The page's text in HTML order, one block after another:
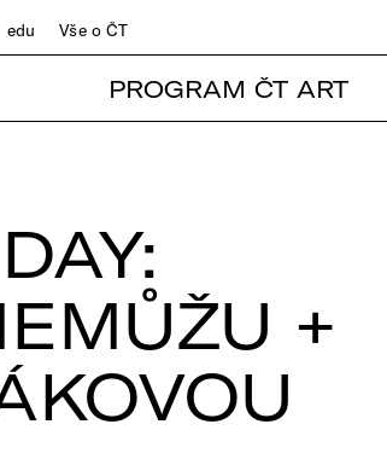
edu Vše o ČT
PROGRAM ČT ART
+